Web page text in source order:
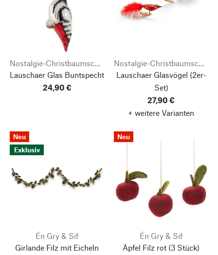
Nostalgie-Christbaumschmuck
Lauschaer Glas Buntspecht
24,90 €
Nostalgie-Christbaumschmuck
Lauschaer Glasvögel (2er-
Set)
27,90 €
+ weitere Varianten
Neu
Exklusiv
Én Gry & Sif
Girlande Filz mit Eicheln
Neu
Én Gry & Sif
Äpfel Filz rot (3 Stück)